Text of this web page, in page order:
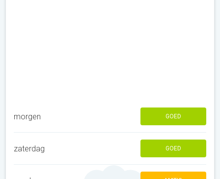
morgen GOED
zaterdag GOED